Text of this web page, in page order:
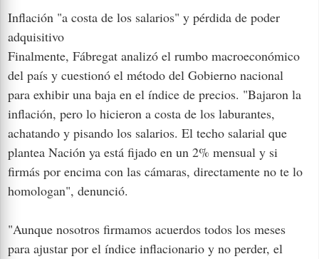
Inflación "a costa de los salarios" y pérdida de poder
adquisitivo
Finalmente, Fábregat analizó el rumbo macroeconómico
del país y cuestionó el método del Gobierno nacional
para exhibir una baja en el índice de precios. "Bajaron la
inflación, pero lo hicieron a costa de los laburantes,
achatando y pisando los salarios. El techo salarial que
plantea Nación ya está fijado en un 2% mensual y si
firmás por encima con las cámaras, directamente no te lo
homologan", denunció.
"Aunque nosotros firmamos acuerdos todos los meses
para ajustar por el índice inflacionario y no perder, el